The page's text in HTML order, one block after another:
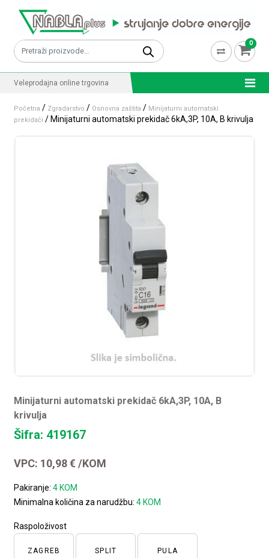
Pretraži: 0
Veleprodajna online trgovina
Početna / Zgradarstvo / Osnovna zaštita / Minijaturni automatski
prekidači / Minijaturni automatski prekidač 6kA,3P, 10A, B krivulja
Minijaturni automatski prekidač 6kA,3P, 10A, B
krivulja
Šifra: 419167
VPC: 10,98€ /KOM
Pakiranje:4 KOM
Minimalna količina za narudžbu:4 KOM
Raspoloživost
ZAGREB SPLIT PULA